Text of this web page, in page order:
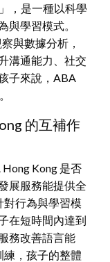
，是一種以科學
與學習模式。
與數據分析，
溝通能力、社交
子來說，ABA
的互補作
Kong 是否
展服務能提供全
對行為與學習模
在短時間內達到
務改善語言能
練，孩子的整體